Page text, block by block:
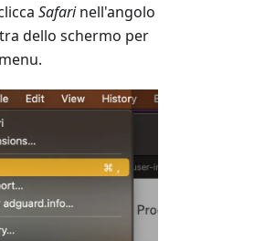
Safarinell'angolo
dello schermo per